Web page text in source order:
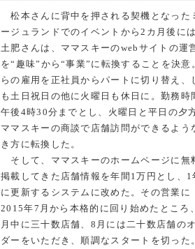
松本さんに背中を押される契機となった
ージュランドでのイベントから2カ月後には
土肥さんは、ママスキーのwebサイトの運
を“趣味”から“事業”に転換することを決意
らの雇用を正社員からパートに切り替え、
も土日祝日の他に火曜日も休日に。勤務時
午後4時30分までとし、火曜日と平日の夕
ママスキーの商談で店舗訪問ができるよう
き方に転換した。
そして、ママスキーのホームページに無
掲載してきた店舗情報を年間1万円とし、1
に更新するシステムに改めた。その営業に
2015年7月から本格的に回り始めたところ
月中に三十数店舗、8月には二十数店舗の
ダーをいただき、順調なスタートを切った。